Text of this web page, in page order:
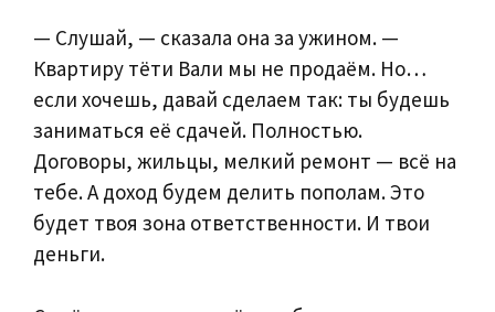
— Слушай, — сказала она за ужином. —
Квартиру тёти Вали мы не продаём. Но…
если хочешь, давай сделаем так: ты будешь
заниматься её сдачей. Полностью.
Договоры, жильцы, мелкий ремонт — всё на
тебе. А доход будем делить пополам. Это
будет твоя зона ответственности. И твои
деньги.